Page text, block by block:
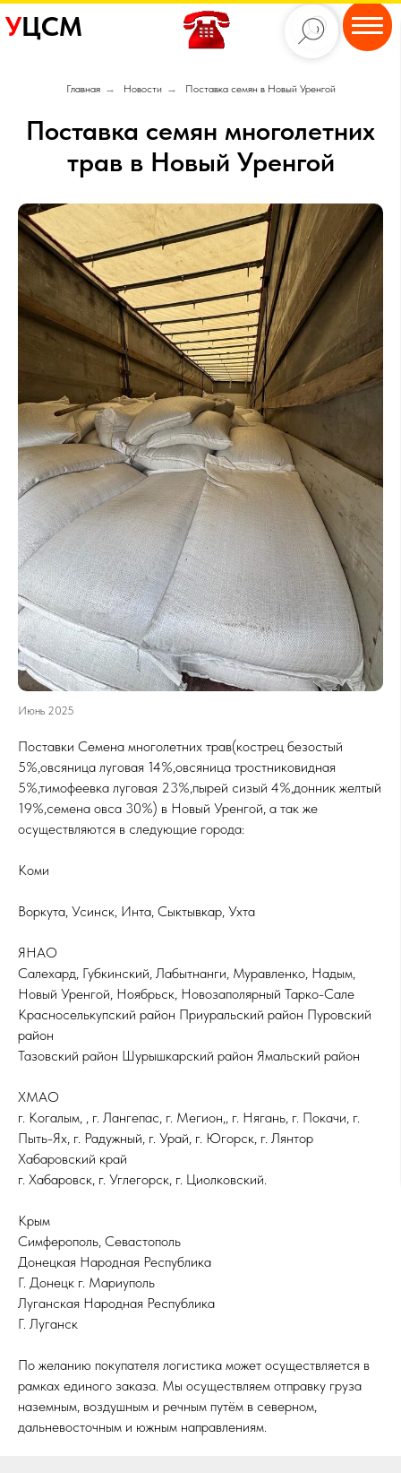
УЦСМ
Главная → Новости → Поставка семян в Новый Уренгой
Поставка семян многолетних
трав в Новый Уренгой
Июнь 2025
Поставки Семена многолетних трав(кострец безостый
5%,овсяница луговая 14%,овсяница тростниковидная
5%,тимофеевка луговая 23%,пырей сизый 4%,донник желтый
19%,семена овса 30%) в Новый Уренгой, а так же
осуществляются в следующие города:
Коми
Воркута, Усинск, Инта, Сыктывкар, Ухта
ЯНАО
Салехард, Губкинский, Лабытнанги, Муравленко, Надым,
Новый Уренгой, Ноябрьск, Новозаполярный Тарко-Сале
Красноселькупский район Приуральский район Пуровский
район
Тазовский район Шурышкарский район Ямальский район
ХМАО
г. Когалым, , г. Лангепас, г. Мегион,, г. Нягань, г. Покачи, г.
Пыть-Ях, г. Радужный, г. Урай, г. Югорск, г. Лянтор
Хабаровский край
г. Хабаровск, г. Углегорск, г. Циолковский.
Крым
Симферополь, Севастополь
Донецкая Народная Республика
Г. Донецк г. Мариуполь
Луганская Народная Республика
Г. Луганск
По желанию покупателя логистика может осуществляется в
рамках единого заказа. Мы осуществляем отправку груза
наземным, воздушным и речным путём в северном,
дальневосточным и южным направлениям.